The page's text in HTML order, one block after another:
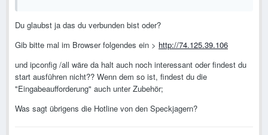
Du glaubst ja das du verbunden bist oder?
Gib bitte mal im Browser folgendes ein > http://74.125.39.106
und ipconfig /all wäre da halt auch noch interessant oder findest du
start ausführen nicht?? Wenn dem so ist, findest du die
"Eingabeaufforderung" auch unter Zubehör;
Was sagt übrigens die Hotline von den Speckjagern?